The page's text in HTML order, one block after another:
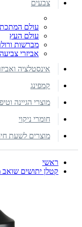
צבעים
עולם המתכת
עולם העץ
מברשות
אביזרי צביעה
אינסטלציה
קמפינג
מוצרי הגיינה
חומרי ניקוי
מוצרים לשעת
ראשי
קטלן יתושים שואב